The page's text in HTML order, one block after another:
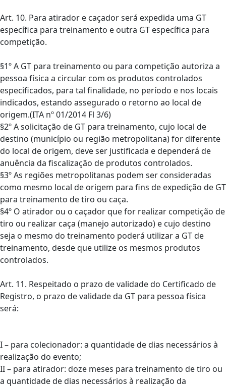
Art. 10. Para atirador e caçador será expedida uma GT
específica para treinamento e outra GT específica para
competição.
§1º A GT para treinamento ou para competição autoriza a
pessoa física a circular com os produtos controlados
especificados, para tal finalidade, no período e nos locais
indicados, estando assegurado o retorno ao local de
origem.(ITA nº 01/2014 Fl 3/6)
§2º A solicitação de GT para treinamento, cujo local de
destino (município ou região metropolitana) for diferente
do local de origem, deve ser justificada e dependerá de
anuência da fiscalização de produtos controlados.
§3º As regiões metropolitanas podem ser consideradas
como mesmo local de origem para fins de expedição de GT
para treinamento de tiro ou caça.
§4º O atirador ou o caçador que for realizar competição de
tiro ou realizar caça (manejo autorizado) e cujo destino
seja o mesmo do treinamento poderá utilizar a GT de
treinamento, desde que utilize os mesmos produtos
controlados.
Art. 11. Respeitado o prazo de validade do Certificado de
Registro, o prazo de validade da GT para pessoa física
será:
I – para colecionador: a quantidade de dias necessários à
realização do evento;
II – para atirador: doze meses para treinamento de tiro ou
a quantidade de dias necessários à realização da